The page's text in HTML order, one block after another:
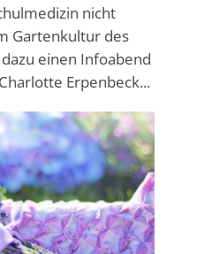
nicht
Gartenkultur des
einen Infoabend
Erpenbeck...